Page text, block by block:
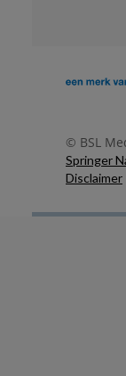
© BSL
Springer
Disclaimer